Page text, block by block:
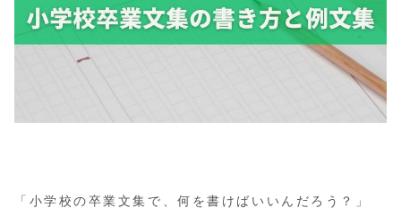
「小学校の卒業文集で、何を書けばいいんだろう？」